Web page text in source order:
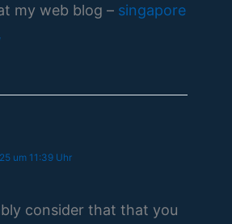
my web blog – singapore
um 11:39 Uhr
consider that that you